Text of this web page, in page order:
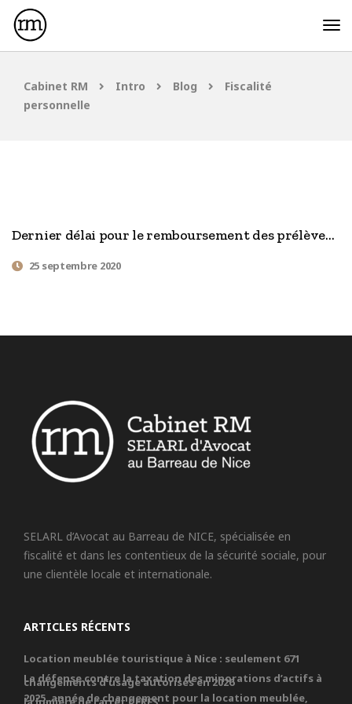
Cabinet RM Intro Blog
Fiscalité
personnelle
Dernier délai pour le remboursement des prélèvements sociaux
25 septembre 2020
SELARL d’Avocat au Barreau de NICE, spécialisée en
fiscalité et dans les contentieux de la sécurité sociale, pour
une clientèle locale et internationale.
ARTICLES RÉCENTS
Location meublée touristique à Nice : seulement 671
changements d’usage autorisés en 2026
La défense contre la taxation des minorations d’actifs à
2025, année de changement pour la location meublée,